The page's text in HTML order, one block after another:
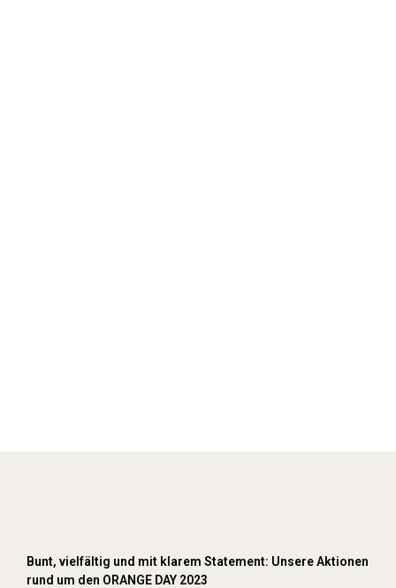
Bunt, vielfältig und mit klarem Statement: Unsere Aktionen
rund um den ORANGE DAY 2023